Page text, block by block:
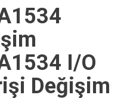
I/O
Değişim